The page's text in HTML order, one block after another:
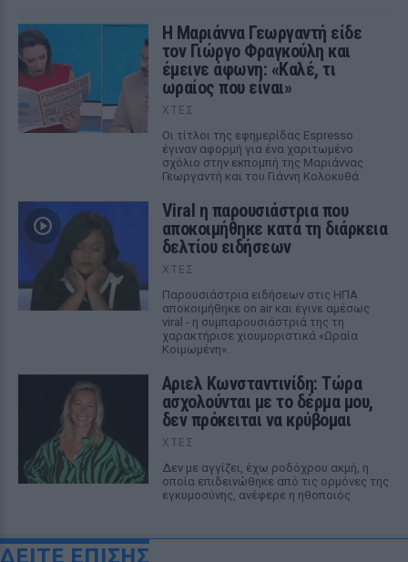
Η Μαριάννα Γεωργαντή είδε
τον Γιώργο Φραγκούλη και
έμεινε άφωνη: «Καλέ, τι
ωραίος που είναι»
ΧΤΕΣ
Οι τίτλοι της εφημερίδας Espresso
έγιναν αφορμή για ένα χαριτωμένο
σχόλιο στην εκπομπή της Μαριάννας
Γεωργαντή και του Γιάννη Κολοκυθά
Viral η παρουσιάστρια που
αποκοιμήθηκε κατά τη διάρκεια
δελτίου ειδήσεων
ΧΤΕΣ
Παρουσιάστρια ειδήσεων στις ΗΠΑ
αποκοιμήθηκε on air και έγινε αμέσως
viral - η συμπαρουσιάστριά της τη
χαρακτήρισε χιουμοριστικά «Ωραία
Κοιμωμένη».
Αριελ Κωνσταντινίδη: Τώρα
ασχολούνται με το δέρμα μου,
δεν πρόκειται να κρύβομαι
ΧΤΕΣ
Δεν με αγγίζει, έχω ροδόχρου ακμή, η
οποία επιδεινώθηκε από τις ορμόνες της
εγκυμοσύνης, ανέφερε η ηθοποιός
ΔΕΙΤΕ ΕΠΙΣΗΣ